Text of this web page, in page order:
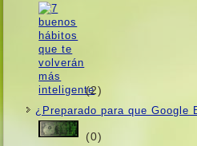
(2)
¿Preparado para que Google
(0)